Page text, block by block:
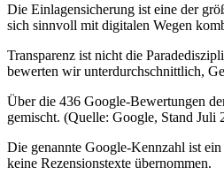
Die Einlagensicherung ist eine der
sich sinnvoll mit digitalen Wegen
Transparenz ist nicht die
bewerten wir unterdurchschnittlich,
Über die 436 Google-Bewertungen
gemischt. (Quelle: Google, Stand Juli
Die genannte Google-Kennzahl ist
keine Rezensionstexte übernommen.